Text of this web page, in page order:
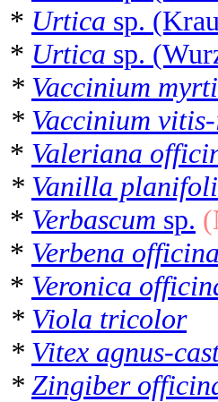
* Urtica sp.
* Urtica sp.
* Vaccinium
* Vaccinium
* Valeriana
* Vanilla
* Verbascum sp.
* Verbena
* Veronica
* Viola tricolor
* Vitex agnus-
* Zingiber